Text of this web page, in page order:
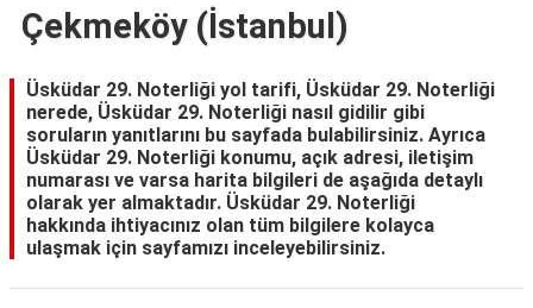
Çekmeköy (İstanbul)
Üsküdar 29. Noterliği yol tarifi, Üsküdar 29. Noterliği
nerede, Üsküdar 29. Noterliği nasıl gidilir gibi
soruların yanıtlarını bu sayfada bulabilirsiniz. Ayrıca
Üsküdar 29. Noterliği konumu, açık adresi, iletişim
numarası ve varsa harita bilgileri de aşağıda detaylı
olarak yer almaktadır. Üsküdar 29. Noterliği
hakkında ihtiyacınız olan tüm bilgilere kolayca
ulaşmak için sayfamızı inceleyebilirsiniz.